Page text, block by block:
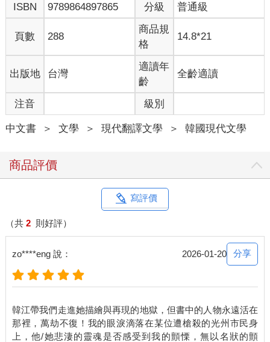
ISBN
9789864897865 分級 普通級
頁數 288
商品規
格
14.8*21
出版地 台灣
適讀年
齡
全齡適讀
注音 級別
中文書 ＞ 文學 ＞ 現代翻譯文學 ＞ 韓國現代文學
商品評價
寫評價
（共 2 則好評）
zo****eng 說： 2026-01-20 分享
韓江帶我們走進她描繪與再現的地獄，但書中的人物永遠活在
那裡，萬劫不復！我的眼淚滴落在某位遭槍殺的光州市民身
上，他/她悲淒的靈魂是否感受到我的顫慄，無以名狀的顫